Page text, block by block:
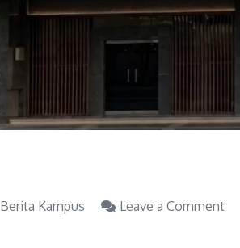
Berita Kampus Leave a Comment